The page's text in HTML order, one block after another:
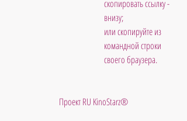
скопировать ссылку -
внизу;
или скопируйте из
командной строки
своего браузера.
Проект RU KinoStarz®